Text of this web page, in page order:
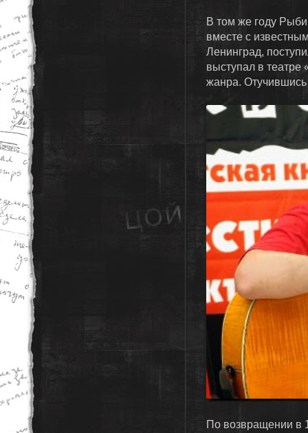
В том же году
вместе с
Ленинград,
выступал в театре
жанра. Отучившись
По возвращении в